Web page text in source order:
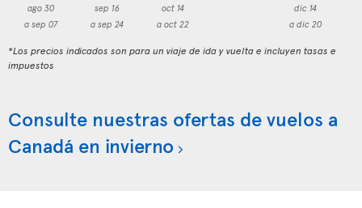
ago 30
a sep 07
sep 16
a sep 24
oct 14
a oct 22
dic 14
a dic 20
*Los precios indicados son para un viaje de ida y vuelta e incluyen tasas e
impuestos
Consulte nuestras ofertas de vuelos a
Canadá en invierno